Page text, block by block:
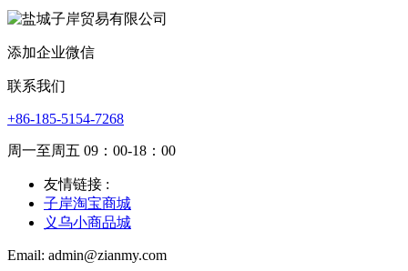
添加企业微信
联系我们
+86-185-5154-7268
周一至周五 09：00-18：00
友情链接 :
子岸淘宝商城
义乌小商品城
Email: admin@zianmy.com